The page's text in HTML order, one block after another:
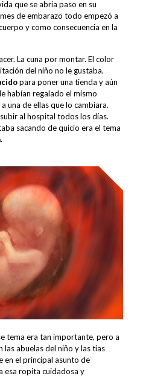
que se abría paso en su
de embarazo todo empezó a
y como consecuencia en la
La cuna por montar. El color
del niño no le gustaba.
para poner una tienda y aún
habían regalado el mismo
una de ellas que lo cambiara.
al hospital todos los días.
sacando de quicio era el tema
tema era tan importante, pero a
abuelas del niño y las tías
en el principal asunto de
esa ropita cuidadosa y